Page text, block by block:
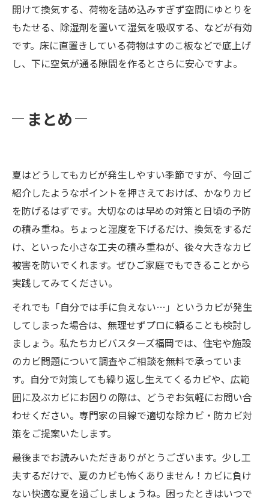
開けて換気する、荷物を詰め込みすぎず空間にゆとりを
もたせる、除湿剤を置いて湿気を吸収する、などが有効
です。床に直置きしている荷物はすのこ板などで底上げ
し、下に空気が通る隙間を作るとさらに安心ですよ。
まとめ
夏はどうしてもカビが発生しやすい季節ですが、今回ご
紹介したようなポイントを押さえておけば、かなりカビ
を防げるはずです。大切なのは早めの対策と日頃の予防
の積み重ね。ちょっと湿度を下げるだけ、換気をするだ
け、といった小さな工夫の積み重ねが、後々大きなカビ
被害を防いでくれます。ぜひご家庭でもできることから
実践してみてください。
それでも「自分では手に負えない…」というカビが発生
してしまった場合は、無理せずプロに頼ることも検討し
ましょう。私たちカビバスターズ福岡では、住宅や施設
のカビ問題について調査やご相談を無料で承っていま
す。自分で対策しても繰り返し生えてくるカビや、広範
囲に及ぶカビにお困りの際は、どうぞお気軽にお問い合
わせください。専門家の目線で適切な除カビ・防カビ対
策をご提案いたします。
最後までお読みいただきありがとうございます。少し工
夫するだけで、夏のカビも怖くありません！カビに負け
ない快適な夏を過ごしましょうね。困ったときはいつで